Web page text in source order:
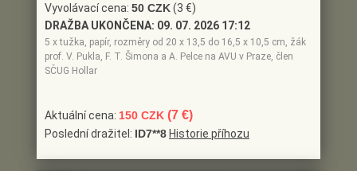
Vyvolávací cena: 50 CZK(3 €)
DRAŽBA UKONČENA: 09. 07. 2026 17:12
5 x tužka, papír, rozměry od 20 x 13,5 do 16,5 x 10,5 cm, žák
prof. V. Pukla, F. T. Šimona a A. Pelce na AVU v Praze, člen
SČUG Hollar
Aktuální cena: 150 CZK (7 €)
Poslední dražitel: ID7**8 Historie příhozu